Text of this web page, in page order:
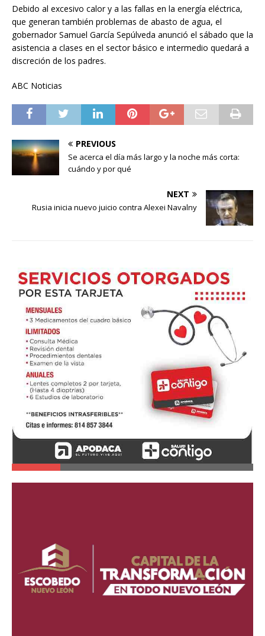
Debido al excesivo calor y a las fallas en la energía eléctrica,
que generan también problemas de abasto de agua, el
gobernador Samuel García Sepúlveda anunció el sábado que la
asistencia a clases en el sector básico e intermedio quedará a
discreción de los padres.
ABC Noticias
PREVIOUS
Se acerca el día más largo y la noche más corta:
cuándo y por qué
NEXT
Rusia inicia nuevo juicio contra Alexei Navalny